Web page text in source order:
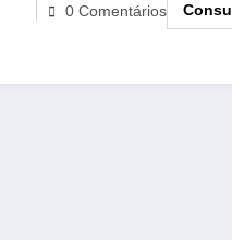
0 Comentários